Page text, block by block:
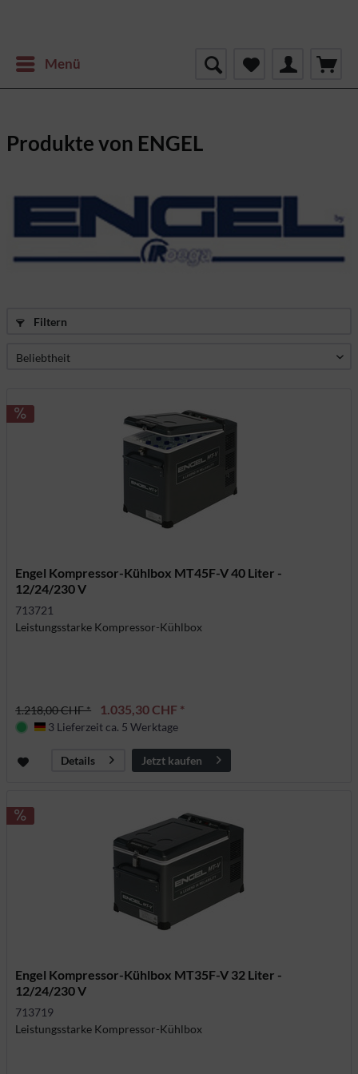
Menü
Produkte von ENGEL
Filtern
Engel Kompressor-Kühlbox MT45F-V 40 Liter -
12/24/230 V
713721
Leistungsstarke Kompressor-Kühlbox
1.218,00 CHF * 1.035,30 CHF *
Deutschland
3 Lieferzeit ca. 5 Werktage
Details Jetzt kaufen
Engel Kompressor-Kühlbox MT35F-V 32 Liter -
12/24/230 V
713719
Leistungsstarke Kompressor-Kühlbox